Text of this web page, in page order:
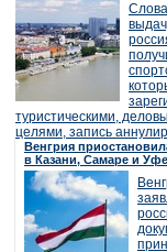
туристическими,
целями, запись
Венгрия
в Казани, Самаре и Уфе